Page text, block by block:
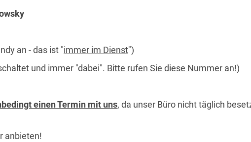
an - das ist "immer im Dienst")
und immer "dabei". Bitte rufen Sie diese Nummer an!)
einen Termin mit uns, da unser Büro nicht täglich
anbieten!